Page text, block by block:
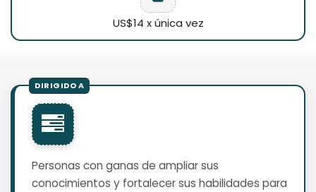
US$14 x única vez
Personas con ganas de ampliar sus
conocimientos y fortalecer sus habilidades para